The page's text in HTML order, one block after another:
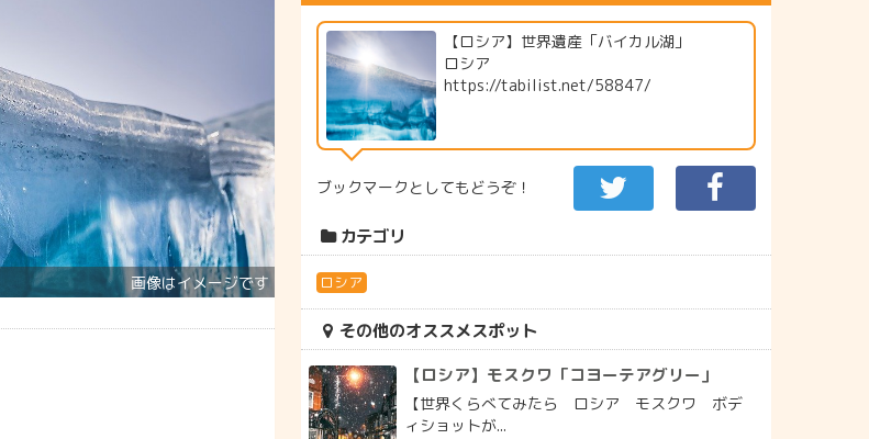
【ロシア】世界遺産「バイカル湖」
ロシア
https://tabilist.net/58847/
ブックマークとしてもどうぞ！
カテゴリ
ロシア
その他のオススメスポット
【ロシア】モスクワ「コヨーテアグリー」
【世界くらべてみたら ロシア モスクワ ボデ
ィショットが...